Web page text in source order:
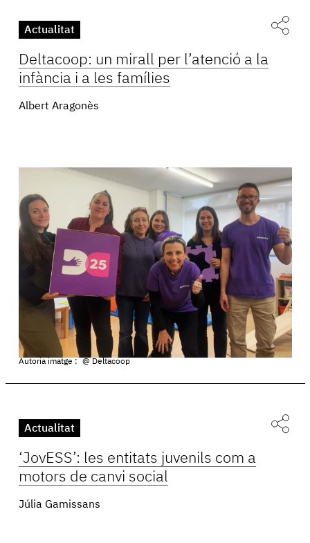
Actualitat
Deltacoop: un mirall per l’atenció a la
infància i a les famílies
Albert Aragonès
Autoria imatge : @ Deltacoop
Actualitat
‘JovESS’: les entitats juvenils com a
motors de canvi social
Júlia Gamissans